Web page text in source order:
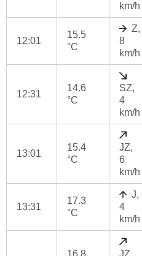
km/h
12:01
15.5
°C
Z,
8
km/h
12:31
14.6
°C
SZ,
4
km/h
13:01
15.4
°C
JZ,
6
km/h
13:31
17.3
°C
J,
4
km/h